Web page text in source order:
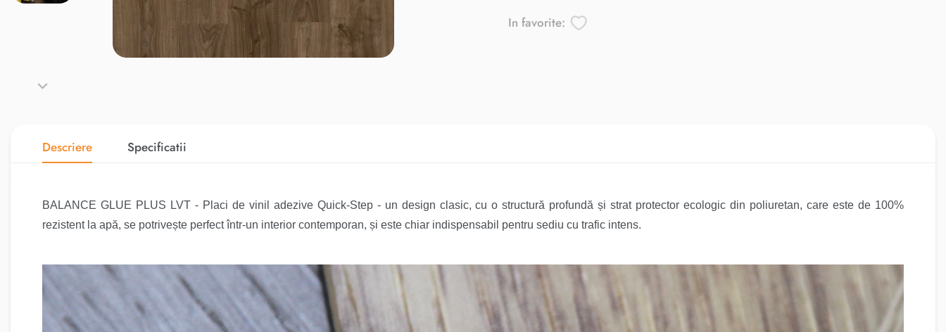
In favorite:
Descriere Specificatii
BALANCE GLUE PLUS LVT - Placi de vinil adezive Quick-Step - un design clasic, cu o structură profundă și strat protector ecologic din poliuretan, care este de 100%
rezistent la apă, se potrivește perfect într-un interior contemporan, și este chiar indispensabil pentru sediu cu trafic intens.